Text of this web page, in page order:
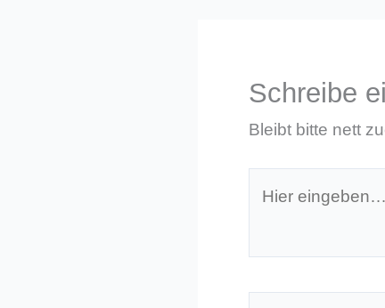
Schreibe
Bleibt bitte nett
eingeben…